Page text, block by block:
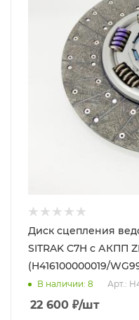
Диск сцепления
SITRAK C7H с АКПП
(H416100000019/
В наличии: 8 Арт.:
22 600 ₽/шт